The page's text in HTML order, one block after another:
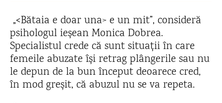
„<Bătaia e doar una> e un mit”, consideră
psihologul ieșean Monica Dobrea.
Specialistul crede că sunt situații în care
femeile abuzate își retrag plângerile sau nu
le depun de la bun început deoarece cred,
în mod greșit, că abuzul nu se va repeta.